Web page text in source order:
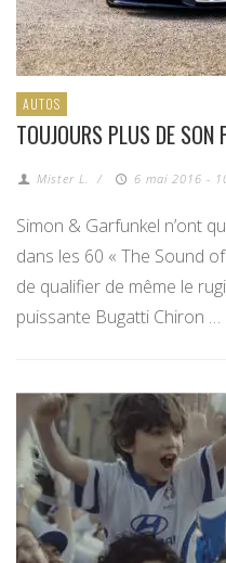
AUTOS
TOUJOURS PLUS DE
Mister L. / 6 mai 2016 -
Simon & Garfunkel n’ont
dans les 60 « The Sound
de qualifier de même le
puissante Bugatti Chiron …